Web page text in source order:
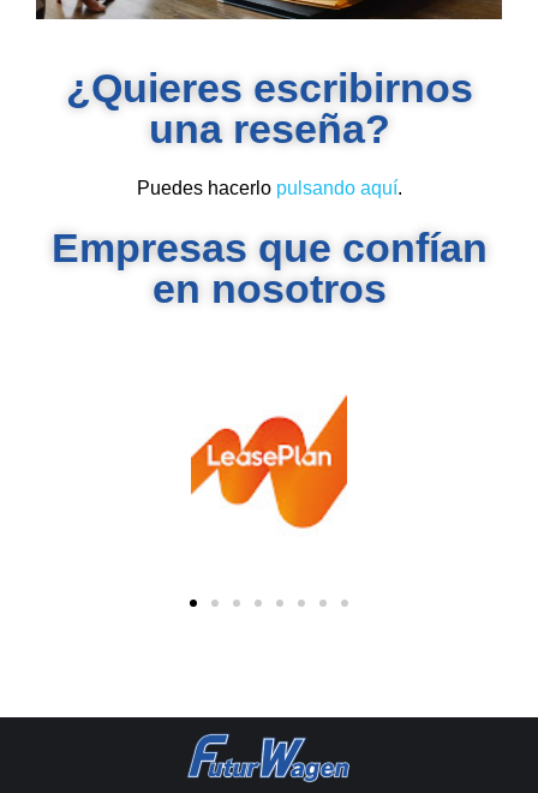
¿Quieres escribirnos
una reseña?
Puedes hacerlo pulsando aquí.
Empresas que confían
en nosotros